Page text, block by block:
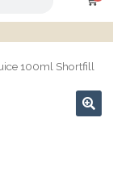
100ml Shortfill